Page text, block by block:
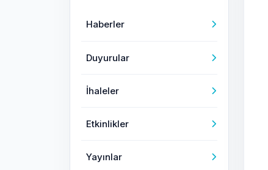
Haberler
Duyurular
İhaleler
Etkinlikler
Yayınlar